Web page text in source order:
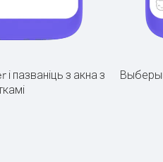
пазваніць з акна з